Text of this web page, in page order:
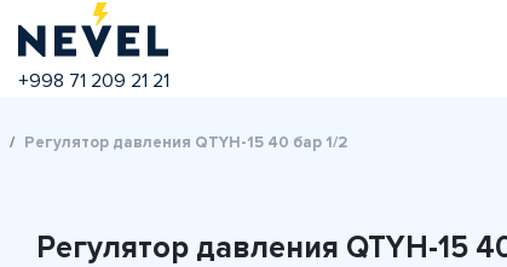
+998 71 209 21 21
Регулятор давления QTYH-15 40 бар 1/2
Регулятор давления QTYH-15